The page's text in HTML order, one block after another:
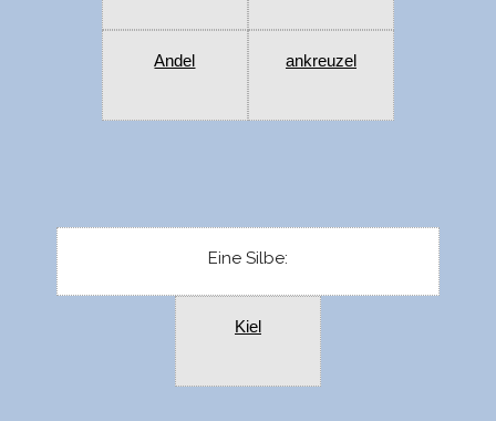
Andel ankreuzel
Eine Silbe:
Kiel